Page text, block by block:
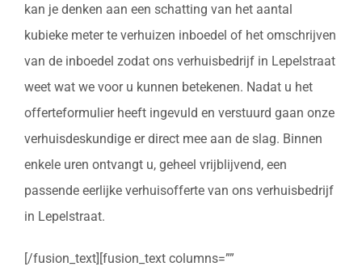
kan je denken aan een schatting van het aantal
kubieke meter te verhuizen inboedel of het omschrijven
van de inboedel zodat ons verhuisbedrijf in Lepelstraat
weet wat we voor u kunnen betekenen. Nadat u het
offerteformulier heeft ingevuld en verstuurd gaan onze
verhuisdeskundige er direct mee aan de slag. Binnen
enkele uren ontvangt u, geheel vrijblijvend, een
passende eerlijke verhuisofferte van ons verhuisbedrijf
in Lepelstraat.
[/fusion_text][fusion_text columns=””